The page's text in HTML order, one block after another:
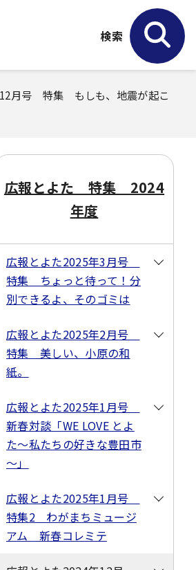
検索
12月号 特集 もしも、地震が起こ
広報とよた 特集 2024
年度
広報とよた2025年3月号
特集 ちょっと待って！分
別できるよ、そのゴミは
広報とよた2025年2月号
特集 美しい、小原の和
紙。
広報とよた2025年1月号
新春対談「WE LOVE とよ
た～私たちの好きな豊田市
～」
広報とよた2025年1月号
特集2 わがまちミュージ
アム 新春コレミテ